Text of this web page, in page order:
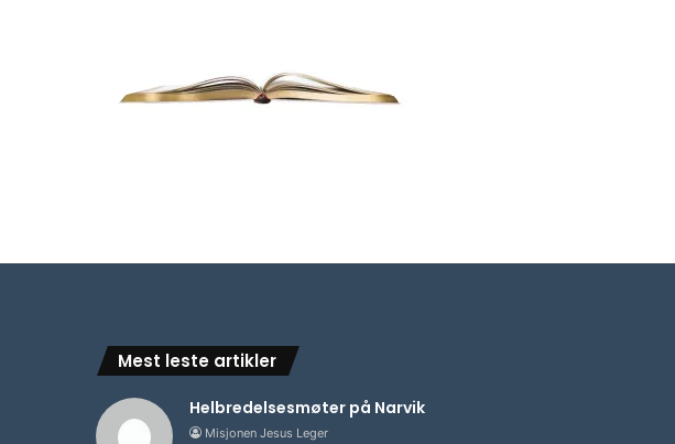
Mest leste artikler
Helbredelsesmøter på Narvik
Misjonen Jesus Leger